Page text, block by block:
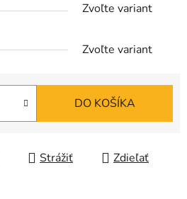
Zvoľte variant
Zvoľte variant
DO KOŠÍKA
Strážiť Zdieľať